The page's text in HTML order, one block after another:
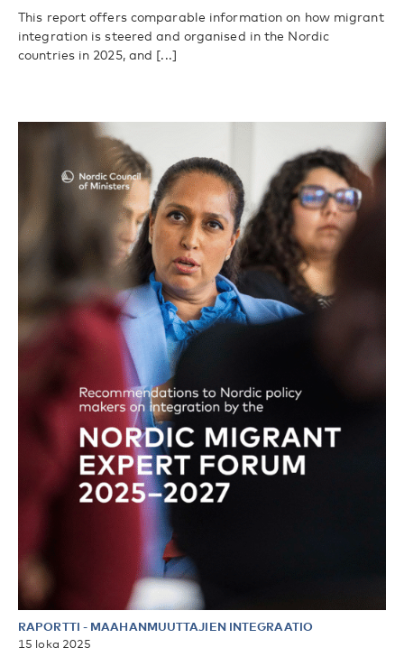
This report offers comparable information on how migrant
integration is steered and organised in the Nordic
countries in 2025, and [...]
RAPORTTI - MAAHANMUUTTAJIEN INTEGRAATIO
15 loka 2025